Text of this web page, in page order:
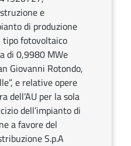
e
di produzione
fotovoltaico
di 0,9980 MWe
Giovanni Rotondo,
e relative opere
dell’AU per la sola
dell’impianto di
a favore del
S.p.A